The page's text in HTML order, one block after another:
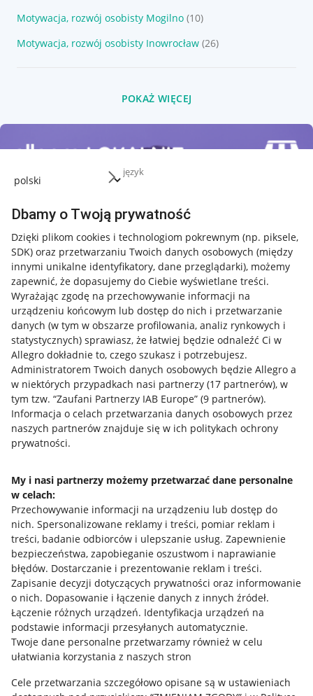
język
Dbamy o Twoją prywatność
Dzięki plikom cookies i technologiom pokrewnym (np. piksele,
SDK) oraz przetwarzaniu Twoich danych osobowych (między
innymi unikalne identyfikatory, dane przeglądarki), możemy
zapewnić, że dopasujemy do Ciebie wyświetlane treści.
Wyrażając zgodę na przechowywanie informacji na
urządzeniu końcowym lub dostęp do nich i przetwarzanie
danych (w tym w obszarze profilowania, analiz rynkowych i
statystycznych) sprawiasz, że łatwiej będzie odnaleźć Ci w
Allegro dokładnie to, czego szukasz i potrzebujesz.
Administratorem Twoich danych osobowych będzie Allegro a
w niektórych przypadkach nasi partnerzy (17 partnerów), w
tym tzw. “Zaufani Partnerzy IAB Europe” (9 partnerów).
Informacja o celach przetwarzania danych osobowych przez
naszych partnerów znajduje się w ich politykach ochrony
prywatności.
My i nasi partnerzy możemy przetwarzać dane personalne
w celach:
Przechowywanie informacji na urządzeniu lub dostęp do
nich. Spersonalizowane reklamy i treści, pomiar reklam i
treści, badanie odbiorców i ulepszanie usług. Zapewnienie
bezpieczeństwa, zapobieganie oszustwom i naprawianie
błędów. Dostarczanie i prezentowanie reklam i treści.
Zapisanie decyzji dotyczących prywatności oraz informowanie
o nich. Dopasowanie i łączenie danych z innych źródeł.
Łączenie różnych urządzeń. Identyfikacja urządzeń na
podstawie informacji przesyłanych automatycznie.
Twoje dane personalne przetwarzamy również w celu
ułatwiania korzystania z naszych stron
Cele przetwarzania szczegółowo opisane są w ustawieniach
Motywacja, rozwój osobisty Mogilno (10)
Motywacja, rozwój osobisty Inowrocław (26)
POKAŻ WIĘCEJ
Przydatne informacje
Jak to działa
Allegro Gadane dla sprzedających
Allegro Gadane dla kupujących
Mapa miejscowości
Informacje prawne
Regulamin
Polityka plików "cookies"
Ustawienia plików "cookies"
Udostępnianie lokalizacji